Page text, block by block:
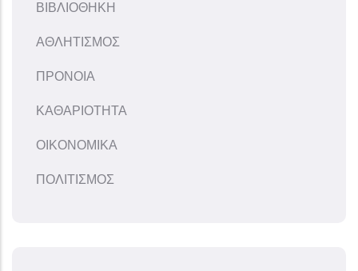
ΒΙΒΛΙΟΘΗΚΗ
ΑΘΛΗΤΙΣΜΟΣ
ΠΡΟΝΟΙΑ
ΚΑΘΑΡΙΟΤΗΤΑ
ΟΙΚΟΝΟΜΙΚΑ
ΠΟΛΙΤΙΣΜΟΣ